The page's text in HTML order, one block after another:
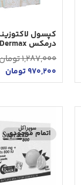
درمکس Dermax
1,287,000
970,200تومان
اتمام موجودی